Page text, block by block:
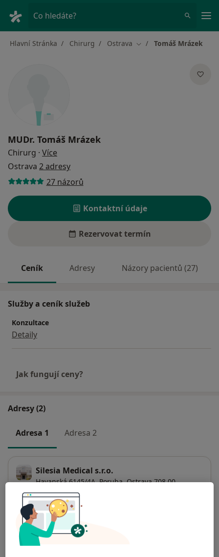
Co hledáte?
Hlavní Stránka Chirurg Ostrava Změna města
Tomáš Mrázek
MUDr. Tomáš Mrázek
Chirurg · Více
Ostrava 2 adresy
27 názorů
Kontaktní údaje
Rezervovat termín
Ceník Adresy Názory pacientů (27)
Služby a ceník služeb
Konzultace
Detaily
Jak fungují ceny?
Adresy (2)
Adresa 1 Adresa 2
Silesia Medical s.r.o.
Havanská 6145/4A, Poruba,Ostrava708 00
Dostupnost
Na této adrese online kalendář není aktivní